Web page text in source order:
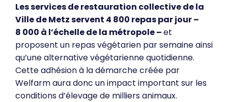
Les services de restauration collective de la
Ville de Metz servent 4 800 repas par jour –
8 000 à l’échelle de la métropole –et
proposent un repas végétarien par semaine ainsi
qu’une alternative végétarienne quotidienne.
Cette adhésion à la démarche créée par
Welfarm aura donc un impact important sur les
conditions d’élevage de milliers animaux.